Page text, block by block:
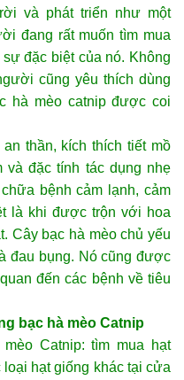
và phát triển như một
đang rất muốn tìm mua
đặc biệt của nó. Không
cũng yêu thích dùng
hà mèo catnip được coi
thần, kích thích tiết mồ
và đặc tính tác dụng nhẹ
bệnh cảm lạnh, cảm
là khi được trộn với hoa
Cây bạc hà mèo chủ yếu
đau bụng. Nó cũng được
đến các bệnh về tiêu
bạc hà mèo Catnip
Catnip: tìm mua hạt
hạt giống khác tại cửa